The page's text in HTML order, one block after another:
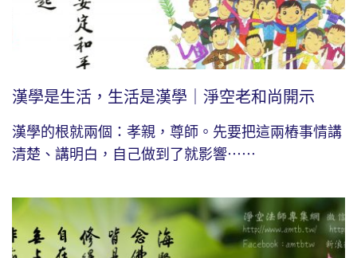
漢學是生活，生活是漢學｜淨空老和尚開示
漢學的根就兩個：孝親，尊師。先要把這兩樁事情講
清楚、講明白，自己做到了就影響⋯⋯